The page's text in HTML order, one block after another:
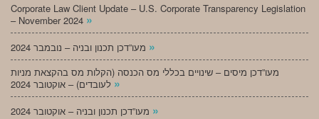
Corporate Law Client Update – U.S. Corporate Transparency Legislation
– November 2024 »
»
מעו”דכן מיסים – שינויים בכללי מס הכנסה (הקלות מס בהקצאת מניות
»
»